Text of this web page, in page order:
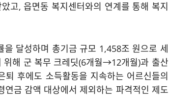
고, 읍면동 복지센터와의 연계를 통해 복지
달성하며 총기금 규모 1,458조 원으로 세
위해 군 복무 크레딧(6개월→12개월)과 출산
퇴 후에도 소득활동을 지속하는 어르신들의
금 감액 대상에서 제외하는 파격적인 제도